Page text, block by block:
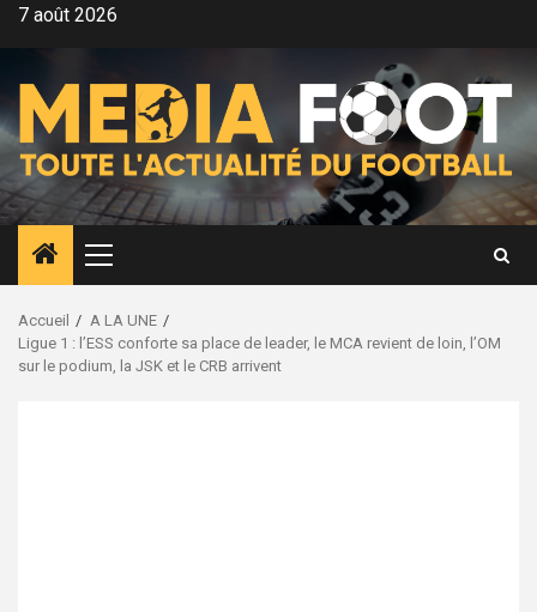
Aller7 août 2026
Menu
principal
Accueil
A LA UNE
Ligue 1 : l’ESS conforte sa place de leader, le MCA revient de loin, l’OM
sur le podium, la JSK et le CRB arrivent